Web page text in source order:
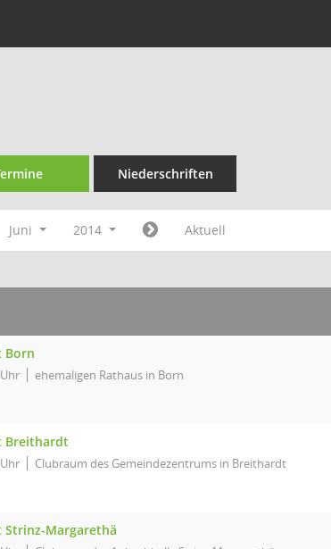
Niederschriften
Juni 2014 Aktuell
Born
ehemaligen Rathaus in Born
Breithardt
Clubraum des Gemeindezentrums in Breithardt
Margarethä